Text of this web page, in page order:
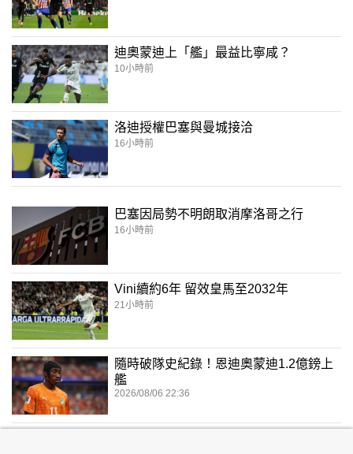
迪奧蒙迪上「艦」最益比寧咸？
10小時前
洛迪授權巴塞與曼城接洽
16小時前
巴塞因局勢不明朗取消摩洛哥之行
16小時前
Vini續約6年 留效皇馬至2032年
21小時前
隨時破隊史紀錄！恩迪奧蒙迪1.2億鎊上
艦
2026/08/06 22:36